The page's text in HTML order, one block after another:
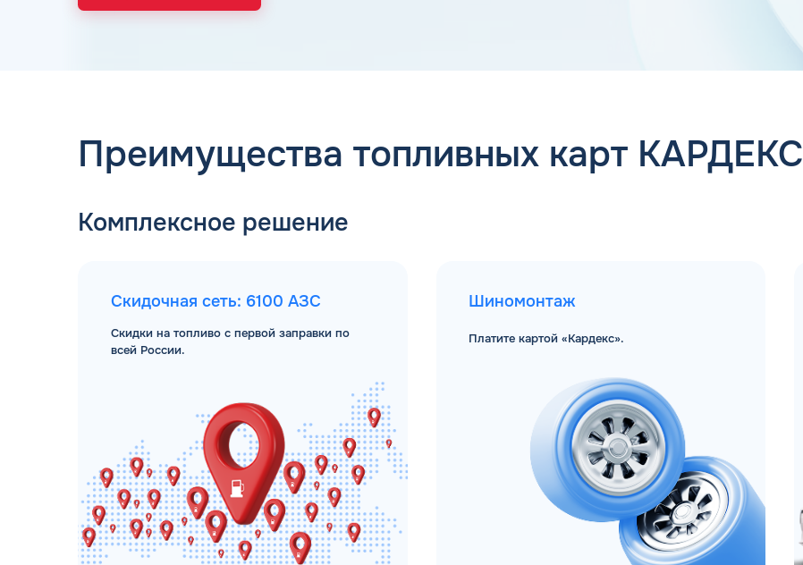
Преимущества топливных карт КАРДЕКС
Комплексное решение
Скидочная сеть: 6100 АЗС
Скидки на топливо с первой заправки по
всей России.
Шиномонтаж
Платите картой «Кардекс».